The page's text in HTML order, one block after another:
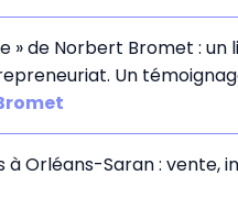
» de Norbert Bromet :
Un
à Orléans-Saran :